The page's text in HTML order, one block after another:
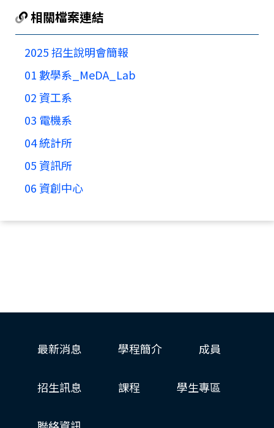
相關檔案連結
2025 招生說明會簡報
01 數學系_MeDA_Lab
02 資工系
03 電機系
04 統計所
05 資訊所
06 資創中心
最新消息 學程簡介 成員
招生訊息 課程 學生專區